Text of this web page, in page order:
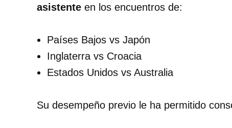
asistente en los encuentros de:
Países Bajos vs Japón
Inglaterra vs Croacia
Estados Unidos vs Australia
Su desempeño previo le ha permitido